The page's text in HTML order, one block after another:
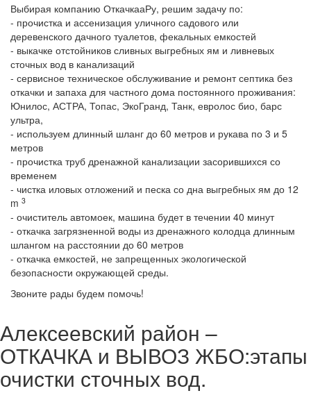
Выбирая компанию ОткачкааРу, решим задачу по:
- прочистка и ассенизация уличного садового или
деревенского дачного туалетов, фекальных емкостей
- выкачке отстойников сливных выгребных ям и ливневых
сточных вод в канализаций
- сервисное техническое обслуживание и ремонт септика без
откачки и запаха для частного дома постоянного проживания:
Юнилос, АСТРА, Топас, ЭкоГранд, Танк, евролос био, барс
ультра,
- используем длинный шланг до 60 метров и рукава по 3 и 5
метров
- прочистка труб дренажной канализации засорившихся со
временем
- чистка иловых отложений и песка со дна выгребных ям до 12
m 3
- очиститель автомоек, машина будет в течении 40 минут
- откачка загрязненной воды из дренажного колодца длинным
шлангом на расстоянии до 60 метров
- откачка емкостей, не запрещенных экологической
безопасности окружающей среды.
Звоните рады будем помочь!
Алексеевский район –
ОТКАЧКА и ВЫВОЗ ЖБО:этапы
очистки сточных вод.